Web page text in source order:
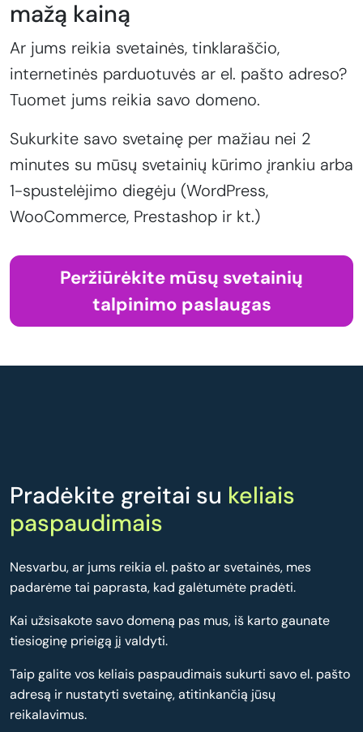
mažą kainą
Ar jums reikia svetainės, tinklaraščio,
internetinės parduotuvės ar el. pašto adreso?
Tuomet jums reikia savo domeno.
Sukurkite savo svetainę per mažiau nei 2
minutes su mūsų svetainių kūrimo įrankiu arba
1-spustelėjimo diegėju (WordPress,
WooCommerce, Prestashop ir kt.)
Peržiūrėkite mūsų svetainių
talpinimo paslaugas
Pradėkite greitai su keliais
paspaudimais
Nesvarbu, ar jums reikia el. pašto ar svetainės, mes
padarėme tai paprasta, kad galėtumėte pradėti.
Kai užsisakote savo domeną pas mus, iš karto gaunate
tiesioginę prieigą jį valdyti.
Taip galite vos keliais paspaudimais sukurti savo el. pašto
adresą ir nustatyti svetainę, atitinkančią jūsų
reikalavimus.